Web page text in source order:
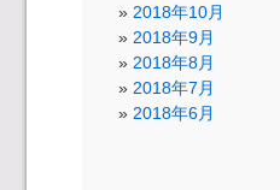
2018年10月
2018年9月
2018年8月
2018年7月
2018年6月